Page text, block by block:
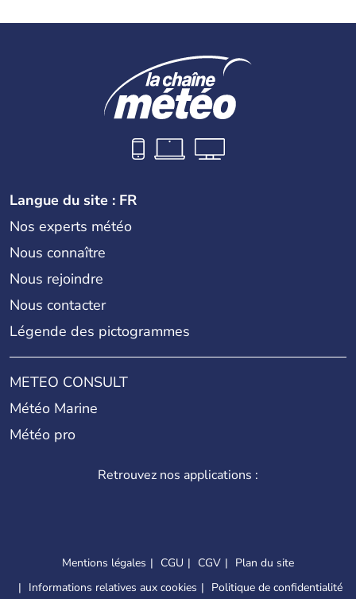
Langue du site : FR
Nos experts météo
Nous connaître
Nous rejoindre
Nous contacter
Légende des pictogrammes
METEO CONSULT
Météo Marine
Météo pro
Retrouvez nos applications :
Mentions légales CGU CGV
Plan du site
Informations relatives aux cookies
Politique de confidentialité